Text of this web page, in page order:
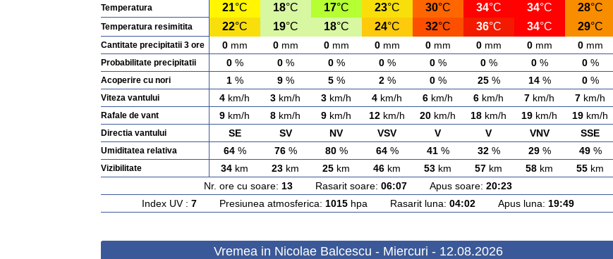
Temperatura 21°C 18°C 17°C 23°C 30°C 34°C 34°C 28°C
Temperatura resimitita 22°C 19°C 18°C 24°C 32°C 36°C 34°C 29°C
Cantitate precipitatii 3 ore 0mm 0mm 0mm 0mm 0mm 0mm 0mm 0mm
Probabilitate precipitatii 0% 0% 0% 0% 0% 0% 0% 0%
Acoperire cu nori 1% 9% 5% 2% 0% 25% 14% 0%
Viteza vantului 4 km/h 3 km/h 3 km/h 4 km/h 6 km/h 6 km/h 7 km/h 7 km/h
Rafale de vant 9 km/h 8 km/h 9 km/h 12 km/h 20 km/h 18 km/h 19 km/h 19 km/h
Directia vantului SE SV NV VSV V V VNV SSE
Umiditatea relativa 64% 76% 80% 64% 41% 32% 29% 49%
Vizibilitate 34 km 23 km 25 km 46 km 53 km 57 km 58 km 55 km
Nr. ore cu soare: 13 Rasarit soare: 06:07 Apus soare: 20:23
Index UV : 7 Presiunea atmosferica: 1015 hpa Rasarit luna: 04:02 Apus luna: 19:49
Vremea in Nicolae Balcescu - Miercuri - 12.08.2026